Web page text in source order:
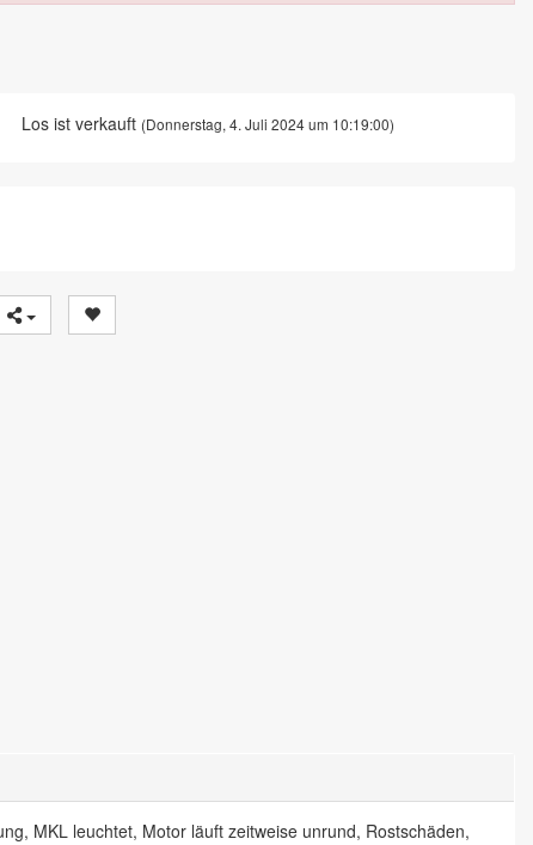
Los ist verkauft (Donnerstag, 4. Juli 2024 um 10:19:00)
MKL leuchtet, Motor läuft zeitweise unrund, Rostschäden,